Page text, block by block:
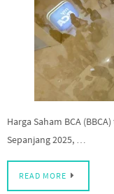
Harga Saham BCA
Sepanjang 2025, …
READ MORE